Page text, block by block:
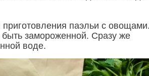
паэльи с
замороженной. Сразу же
воде.